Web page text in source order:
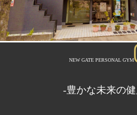
NEW GATE PERSONAL GYM
-豊かな未来の